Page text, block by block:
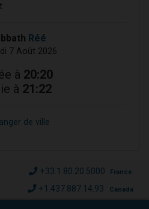
Réé
7 Août 2026
à 20:20
à 21:22
de ville
+33.1.80.20.5000 France
+1.437.887.14.93 Canada